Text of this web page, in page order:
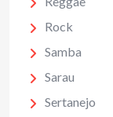
Rock
Samba
Sarau
Sertanejo